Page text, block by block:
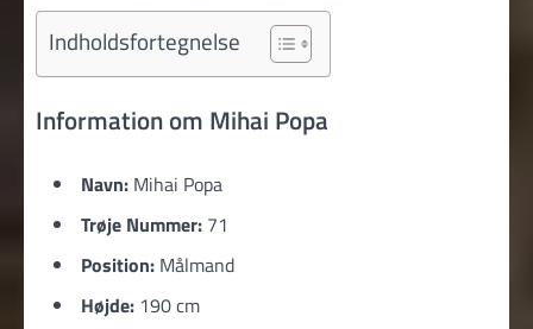
Indholdsfortegnelse
Information om Mihai Popa
Navn: Mihai Popa
Trøje Nummer: 71
Position: Målmand
Højde: 190 cm